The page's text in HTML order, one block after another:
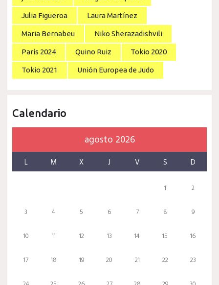
Julia Figueroa Laura Martínez
Maria Bernabeu Niko Sherazadishvili
París 2024 Quino Ruiz Tokio 2020
Tokio 2021 Unión Europea de Judo
Calendario
agosto 2026
L M X J V S D
1 2
3 4 5 6 7 8 9
10 11 12 13 14 15 16
17 18 19 20 21 22 23